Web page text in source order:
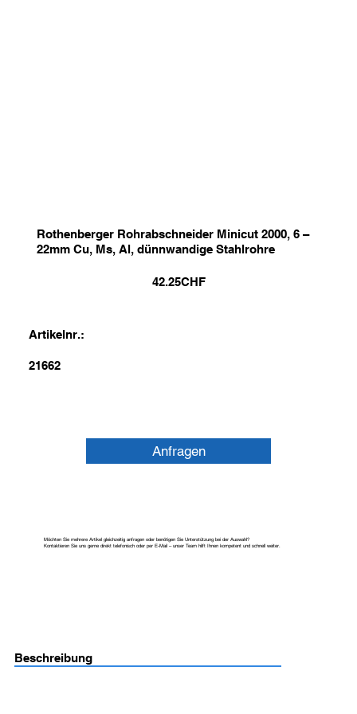
Rothenberger Rohrabschneider Minicut 2000, 6 –
22mm Cu, Ms, Al, dünnwandige Stahlrohre
42.25CHF
Artikelnr.:
21662
Anfragen
Möchten Sie mehrere Artikel gleichzeitig anfragen oder benötigen Sie Unterstützung bei der Auswahl?
Kontaktieren Sie uns gerne direkt telefonisch oder per E-Mail – unser Team hilft Ihnen kompetent und schnell weiter.
Beschreibung